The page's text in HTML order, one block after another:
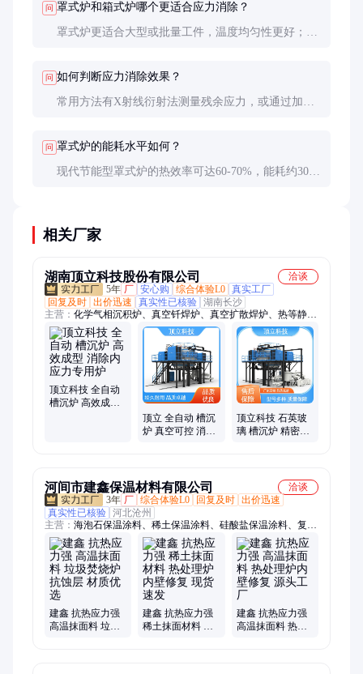
问 罩式炉和箱式炉哪个更适合应力消除？
罩式炉更适合大型或批量工件，温度均匀性更好；箱
问 如何判断应力消除效果？
常用方法有X射线衍射法测量残余应力，或通过加工
问 罩式炉的能耗水平如何？
现代节能型罩式炉的热效率可达60-70%，能耗约300-
相关厂家
湖南顶立科技股份有限公司
洽谈
5年 厂 安心购 综合体验L0 真实工厂
回复及时 出价迅速 真实性已核验 湖南长沙
主营： 化学气相沉积炉、真空钎焊炉、真空扩散焊炉、热等静压
炉、真空烧结炉、真空热压炉、真空石墨化炉、压力烧结炉、钢
带炉、网带炉、脱脂炉、废锂电池处理成套设备、石墨加工
顶立科技 全自动
槽沉炉 高效成型
顶立 全自动 槽沉
炉 真空可控 消除
顶立科技 石英玻
璃 槽沉炉 精密控
河间市建鑫保温材料有限公司
洽谈
3年 厂 综合体验L0 回复及时 出价迅速
真实性已核验 河北沧州
主营： 海泡石保温涂料、稀土保温涂料、硅酸盐保温涂料、复合
硅酸盐保温涂料、石棉水泥、石棉绒、防火保温石棉、火炕保温
泥、铝镁质膏体、稀土保温膏、防火泥
建鑫 抗热应力强
高温抹面料 垃圾
建鑫 抗热应力强
稀土抹面材料 热
建鑫 抗热应力强
高温抹面料 热处